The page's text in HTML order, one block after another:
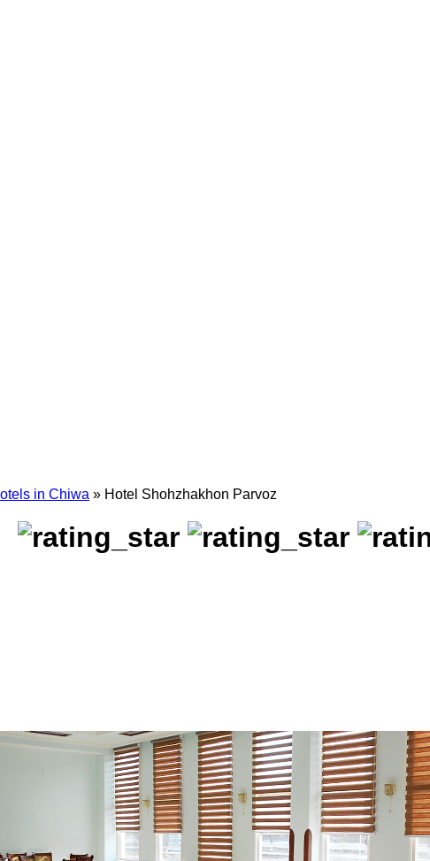
in Chiwa » Hotel Shohzhakhon Parvoz